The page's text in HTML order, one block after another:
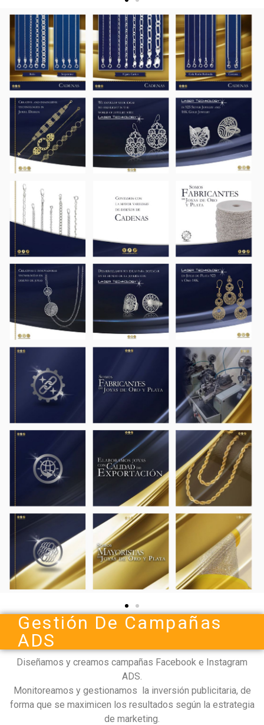
Gestión De Campañas
ADS
Diseñamos y creamos campañas Facebook e Instagram
ADS.
Monitoreamos y gestionamos la inversión publicitaria, de
forma que se maximicen los resultados según la estrategia
de marketing.